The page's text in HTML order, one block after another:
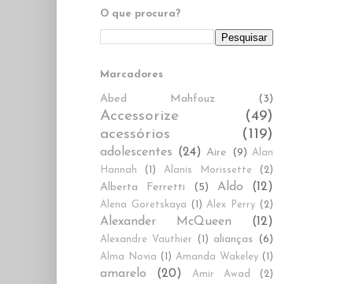
O que procura?
Marcadores
Abed Mahfouz (3)
Accessorize
(49)
acessórios
(119)
adolescentes (24) Aire (9) Alan
Hannah
(1) Alanis Morissette (2)
Alberta Ferretti (5) Aldo (12)
Alena Goretskaya (1) Alex Perry (2)
Alexander McQueen (12)
Alexandre Vauthier (1) alianças (6)
Alma Novia (1) Amanda Wakeley (1)
amarelo (20) Amir Awad (2)